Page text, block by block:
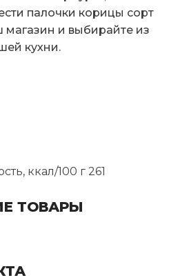
палочки корицы сорт
магазин и выбирайте из
кухни.
ккал/100 г 261
ТОВАРЫ